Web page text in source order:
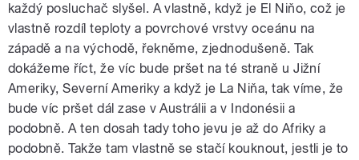
každý posluchač slyšel. A vlastně, když je El Niňo, což je
vlastně rozdíl teploty a povrchové vrstvy oceánu na
západě a na východě, řekněme, zjednodušeně. Tak
dokážeme říct, že víc bude pršet na té straně u Jižní
Ameriky, Severní Ameriky a když je La Niňa, tak víme, že
bude víc pršet dál zase v Austrálii a v Indonésii a
podobně. A ten dosah tady toho jevu je až do Afriky a
podobně. Takže tam vlastně se stačí kouknout, jestli je to